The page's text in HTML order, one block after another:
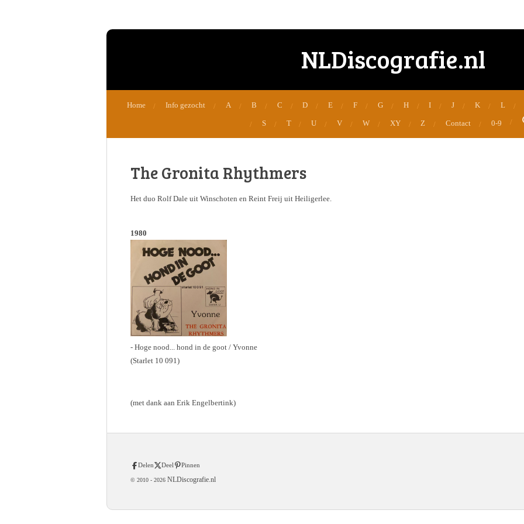
NLDiscografie.nl
Home Info gezocht A B C D E F G H I J K L
S T U V W XY Z Contact 0-9
The Gronita Rhythmers
Het duo Rolf Dale uit Winschoten en Reint Freij uit Heiligerlee.
1980
- Hoge nood... hond in de goot / Yvonne
(Starlet 10 091)
(met dank aan Erik Engelbertink)
Delen Deel Pinnen
© 2010 - 2026 NLDiscografie.nl